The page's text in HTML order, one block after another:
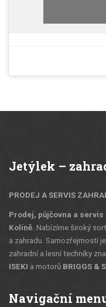
Jetýlek –
PRODEJ A SERVIS
Prodej, půjčovna a
Kolíně. Nabízíme široký
a zahradu. Samozřejmostí
zahradní a lesní techniky
ISEKI a motorů BRIGGS &
Navigační